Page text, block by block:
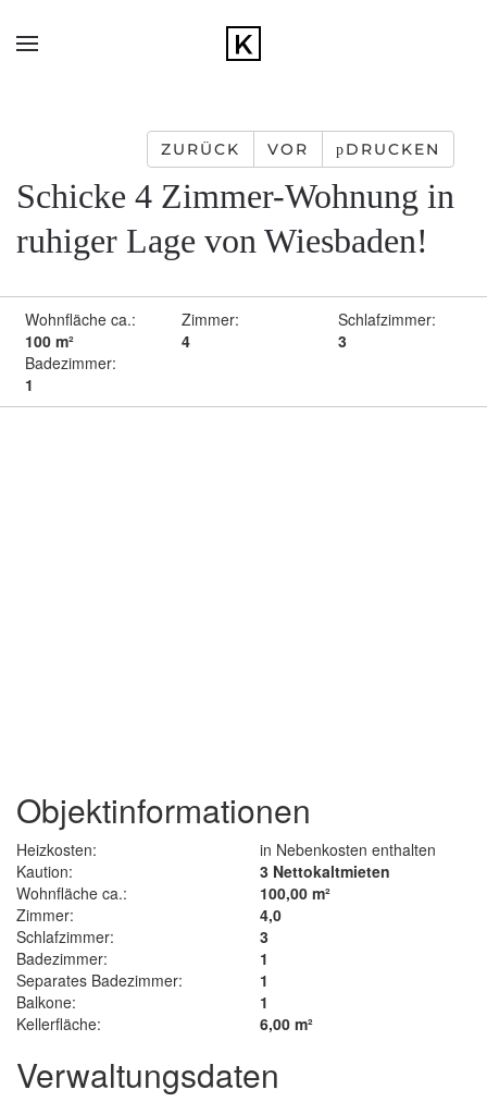
Zum Hauptinhalt springen
ZURÜCK VOR DRUCKEN
Schicke 4 Zimmer-Wohnung in
ruhiger Lage von Wiesbaden!
Wohnfläche ca.:
100 m²
Zimmer:
4
Schlafzimmer:
3
Badezimmer:
1
Objektinformationen
Heizkosten:
in Nebenkosten enthalten
Kaution:
3 Nettokaltmieten
Wohnfläche ca.:
100,00 m²
Zimmer:
4,0
Schlafzimmer:
3
Badezimmer:
1
Separates Badezimmer:
1
Balkone:
1
Kellerfläche:
6,00 m²
Verwaltungsdaten